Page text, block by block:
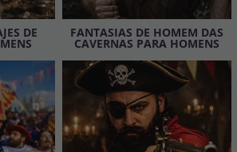
CONTA
DE FANTASIAS DE HOMEM DAS
CAVERNAS PARA HOMENS